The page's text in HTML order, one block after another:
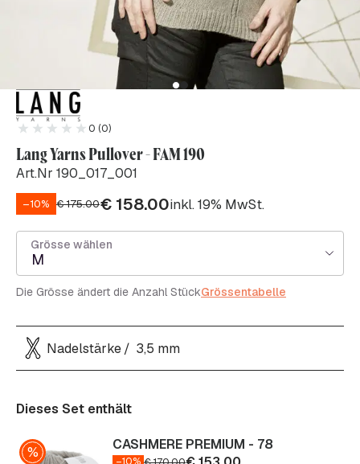
0 (0)
Lang Yarns Pullover - FAM 190
Art.Nr 190_017_001
–10% €175.00€ 158.00inkl. 19% MwSt.
Grösse wählen
M
Die Grösse ändert die Anzahl StückGrössentabelle
Nadelstärke 3,5 mm
Dieses Set enthält
CASHMERE PREMIUM - 78